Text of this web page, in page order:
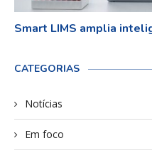
Smart LIMS amplia
CATEGORIAS
Notícias
Em foco